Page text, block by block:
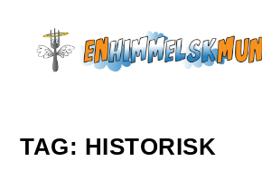
TAG: HISTORISK